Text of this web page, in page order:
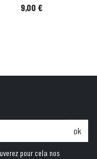
Prix
9,00 €
ok
pour cela nos